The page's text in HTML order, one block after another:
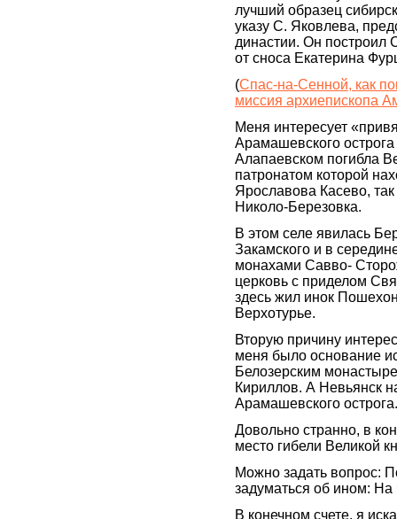
лучший образец
указу С. Яковлева,
династии. Он построил
от сноса Екатерина
(Спас-на-Сенной, как
миссия архиепископа
Меня интересует
Арамашевского
Алапаевском погибла
патронатом которой
Ярославова Касево,
Николо-Березовка.
В этом селе явилась
Закамского и в
монахами Савво-
церковь с приделом
здесь жил инок
Верхотурье.
Вторую причину
меня было основание
Белозерским
Кириллов. А Невьянск
Арамашевского острога.
Довольно странно, в
место гибели Великой
Можно задать вопрос:
задуматься об ином: На
В конечном счете, я